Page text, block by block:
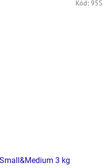
3 kg
Kód: 95S